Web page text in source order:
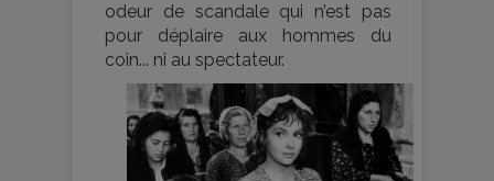
odeur de scandale qui n’est pas
pour déplaire aux hommes du
coin... ni au spectateur.